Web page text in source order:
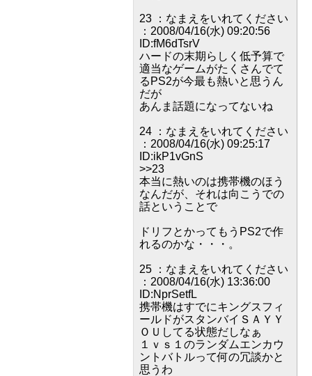
23 ：なまえをいれてください
：2008/04/16(水) 09:20:56
ID:fM6dTsrV
ハードの末期らしく低予算で
適当なゲームがたくさんでて
るPS2が今最も熱いと思うん
だが
あんま話題になってないね
24 ：なまえをいれてください
：2008/04/16(水) 09:25:17
ID:ikP1vGnS
>>23
本当に熱いのは携帯機のほう
なんだが、それは向こうでの
話ということで
ドリフとかってもうPS2で作
れるのかな・・・。
25 ：なまえをいれてください
：2008/04/16(水) 13:36:00
ID:NprSetfL
携帯機はすでにキングスフィ
ールドがスタンバイＳＡＹＹ
ＯＵしてる状態だしなぁ
１ｖｓ１のランダムエンカウ
ントバトルって何の冗談かと
思うわ